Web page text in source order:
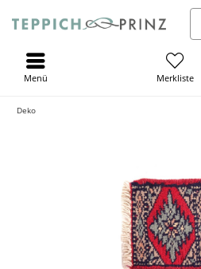
Merkliste
Menü
Deko